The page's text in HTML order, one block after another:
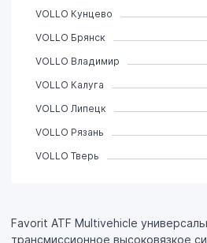
Favorit ATF Multivehicle
трансмиссионное высоковязкое
VOLLO Кунцево
VOLLO Брянск
VOLLO Владимир
VOLLO Калуга
VOLLO Липецк
VOLLO Рязань
VOLLO Тверь